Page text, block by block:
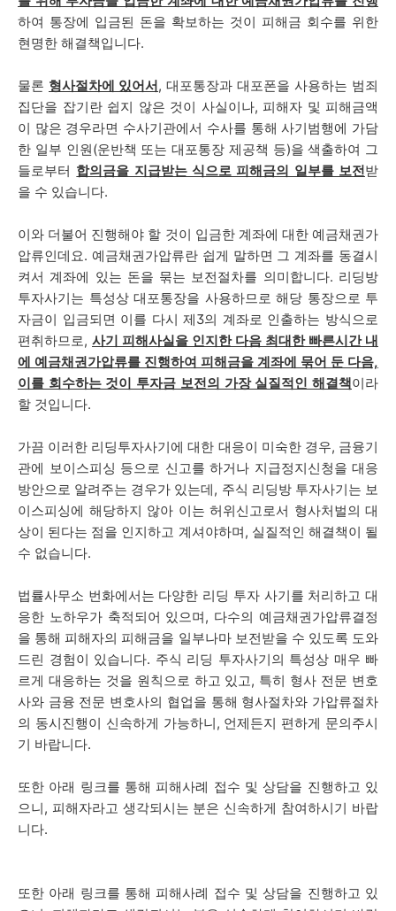
하여 통장에 입금된 돈을 확보하는 것이 피해금 회수를 위한
현명한 해결책입니다.
물론 형사절차에 있어서, 대포통장과 대포폰을 사용하는 범죄
집단을 잡기란 쉽지 않은 것이 사실이나, 피해자 및 피해금액
이 많은 경우라면 수사기관에서 수사를 통해 사기범행에 가담
한 일부 인원(운반책 또는 대포통장 제공책 등)을 색출하여 그
들로부터 합의금을 지급받는 식으로 피해금의 일부를 보전받
을 수 있습니다.
이와 더불어 진행해야 할 것이 입금한 계좌에 대한 예금채권가
압류인데요. 예금채권가압류란 쉽게 말하면 그 계좌를 동결시
켜서 계좌에 있는 돈을 묶는 보전절차를 의미합니다. 리딩방
투자사기는 특성상 대포통장을 사용하므로 해당 통장으로 투
자금이 입금되면 이를 다시 제3의 계좌로 인출하는 방식으로
편취하므로, 사기 피해사실을 인지한 다음 최대한 빠른시간 내
에 예금채권가압류를 진행하여 피해금을 계좌에 묶어 둔 다음,
이를 회수하는 것이 투자금 보전의 가장 실질적인 해결책이라
할 것입니다.
가끔 이러한 리딩투자사기에 대한 대응이 미숙한 경우, 금융기
관에 보이스피싱 등으로 신고를 하거나 지급정지신청을 대응
방안으로 알려주는 경우가 있는데, 주식 리딩방 투자사기는 보
이스피싱에 해당하지 않아 이는 허위신고로서 형사처벌의 대
상이 된다는 점을 인지하고 계셔야하며, 실질적인 해결책이 될
수 없습니다.
법률사무소 번화에서는 다양한 리딩 투자 사기를 처리하고 대
응한 노하우가 축적되어 있으며, 다수의 예금채권가압류결정
을 통해 피해자의 피해금을 일부나마 보전받을 수 있도록 도와
드린 경험이 있습니다. 주식 리딩 투자사기의 특성상 매우 빠
르게 대응하는 것을 원칙으로 하고 있고, 특히 형사 전문 변호
사와 금융 전문 변호사의 협업을 통해 형사절차와 가압류절차
의 동시진행이 신속하게 가능하니, 언제든지 편하게 문의주시
기 바랍니다.
또한 아래 링크를 통해 피해사례 접수 및 상담을 진행하고 있
으니, 피해자라고 생각되시는 분은 신속하게 참여하시기 바랍
니다.
또한 아래 링크를 통해 피해사례 접수 및 상담을 진행하고 있